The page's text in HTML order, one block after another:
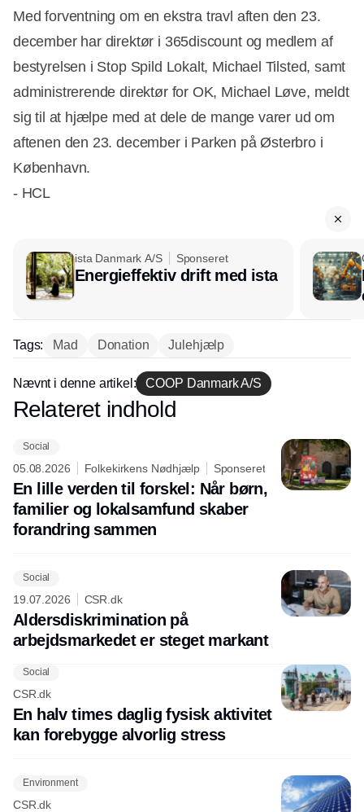
Med forventning om en ekstra travl aften den 23.
december har direktør i 365discount og medlem af
bestyrelsen i Stop Spild Lokalt, Michael Tilsted, samt
administrerende direktør for OK, Michael Løve, meldt
sig til at hjælpe med at dele de mange varer ud om
aftenen den 23. december i Parken på Østerbro i
København.
- HCL
ista Danmark A/S Sponseret
Energieffektiv drift med ista
Tags: Mad Donation Julehjælp
Nævnt i denne artikel: COOP Danmark A/S
Annonce
Relateret indhold
Social
05.08.2026 Folkekirkens Nødhjælp Sponseret
En lille verden til forskel: Når børn,
familier og lokalsamfund skaber
forandring sammen
Social
19.07.2026 CSR.dk
Aldersdiskrimination på
arbejdsmarkedet er steget markant
Social
CSR.dk
En halv times daglig fysisk aktivitet
kan forebygge alvorlig stress
Environment
CSR.dk